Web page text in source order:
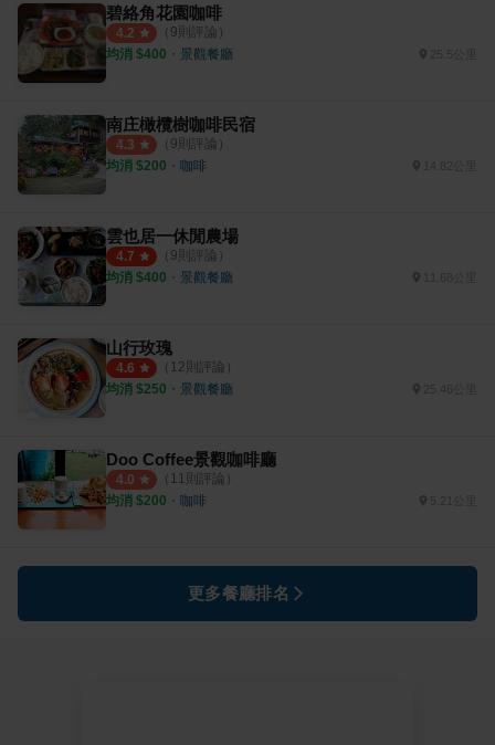
碧絡角花園咖啡
4.2 （ 9則評論）
均消 $400 ・ 景觀餐廳 25.5公里
南庄橄欖樹咖啡民宿
4.3 （ 9則評論）
均消 $200 ・ 咖啡 14.82公里
雲也居一休閒農場
4.7 （ 9則評論）
均消 $400 ・ 景觀餐廳
山行玫瑰
4.6 （ 12則評論）
均消 $250 ・ 景觀餐廳 25.46公里
Doo Coffee景觀咖啡廳
4.0 （ 11 則評論）
均消 $200 ・ 咖啡 5.21公里
更多餐廳排名